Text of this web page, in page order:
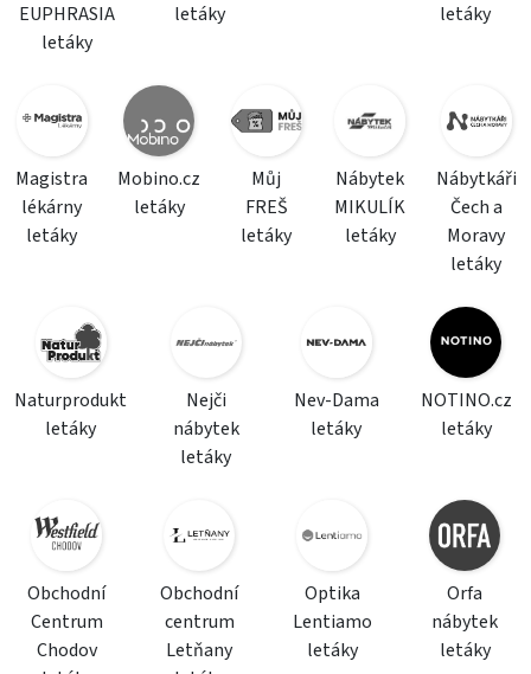
EUPHRASIA
letáky
letáky
letáky
Magistra
lékárny
letáky
Mobino.cz
letáky
Můj
FREŠ
letáky
Nábytek
MIKULÍK
letáky
Nábytkáři
Čech a
Moravy
letáky
Naturprodukt
letáky
Nejči
nábytek
letáky
Nev-Dama
letáky
NOTINO.cz
letáky
Obchodní
Centrum
Chodov
Obchodní
centrum
Letňany
Optika
Lentiamo
letáky
Orfa
nábytek
letáky